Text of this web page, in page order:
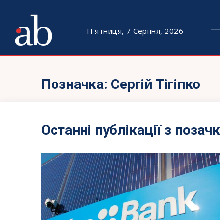
П'ятниця, 7 Серпня, 2026
Позначка: Сергій Тігіпко
Останні публікації з